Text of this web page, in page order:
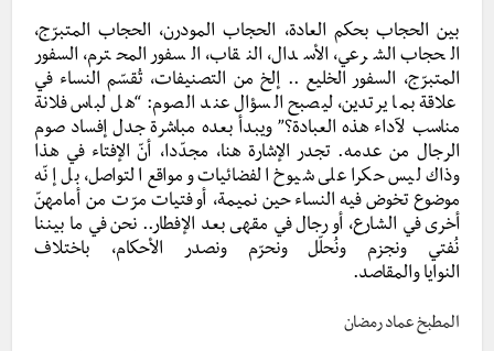
بين الحجاب بحكم العادة، الحجاب المودرن، الحجاب المتبرّج،
الحجاب الشرعي، الأسدال، النقاب، السفور المحترم، السفور
المتبرّج، السفور الخليع .. إلخ من التصنيفات، تُقسّم النساء في
علاقة بما يرتدين، ليصبح السؤال عند الصوم: “هل لباس فلانة
مناسب لآداء هذه العبادة؟” ويبدأ بعده مباشرة جدل إفساد صوم
الرجال من عدمه. تجدر الإشارة هنا، مجدّدا، أنّ الإفتاء في هذا
وذاك ليس حكرا على شيوخ الفضائيات ومواقع التواصل، بل إنّه
موضوع تخوض فيه النساء حين نميمة، أو فتيات مرّت من أمامهنّ
أخرى في الشارع، أو رجال في مقهى بعد الإفطار.. نحن في ما بيننا
نُفتي ونجزم ونُحلّل ونحرّم ونصدر الأحكام، باختلاف
النوايا والمقاصد.
المطبخ عماد رمضان